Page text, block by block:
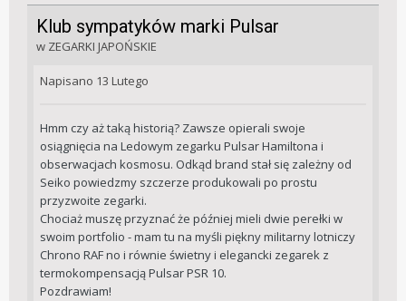
Klub sympatyków marki Pulsar
w ZEGARKI JAPOŃSKIE
Napisano 13 Lutego
Hmm czy aż taką historią? Zawsze opierali swoje
osiągnięcia na Ledowym zegarku Pulsar Hamiltona i
obserwacjach kosmosu. Odkąd brand stał się zależny od
Seiko powiedzmy szczerze produkowali po prostu
przyzwoite zegarki.
Chociaż muszę przyznać że później mieli dwie perełki w
swoim portfolio - mam tu na myśli piękny militarny lotniczy
Chrono RAF no i równie świetny i elegancki zegarek z
termokompensacją Pulsar PSR 10.
Pozdrawiam!